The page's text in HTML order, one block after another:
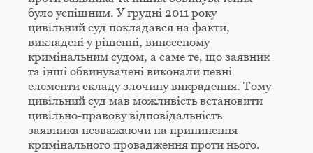
було успішним. У грудні 2011 року
цивільний суд покладався на факти,
викладені у рішенні, винесеному
кримінальним судом, а саме те, що заявник
та інші обвинувачені виконали певні
елементи складу злочину викрадення. Тому
цивільний суд мав можливість встановити
цивільно-правову відповідальність
заявника незважаючи на припинення
кримінального провадження проти нього.